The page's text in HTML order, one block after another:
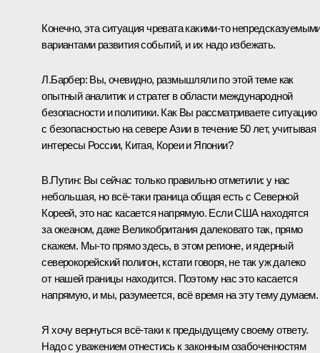
Конечно, эта ситуация чревата какими‑то
вариантами развития событий, и их надо избежать.
Л.Барбер: Вы, очевидно, размышляли по этой теме как
опытный аналитик и стратег в области международной
безопасности и политики. Как Вы рассматриваете ситуацию
с безопасностью на севере Азии в течение 50 лет, учитывая
интересы России, Китая, Кореи и Японии?
В.Путин: Вы сейчас только правильно отметили: у нас
небольшая, но всё‑таки граница общая есть с Северной
Кореей, это нас касается напрямую. Если США находятся
за океаном, даже Великобритания далековато так, прямо
скажем. Мы‑то прямо здесь, в этом регионе, и ядерный
северокорейский полигон, кстати говоря, не так уж далеко
от нашей границы находится. Поэтому нас это касается
напрямую, и мы, разумеется, всё время на эту тему думаем.
Я хочу вернуться всё‑таки к предыдущему своему ответу.
Надо с уважением отнестись к законным озабоченностям